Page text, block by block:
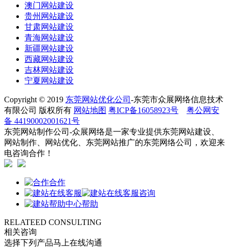
澳门网站建设
贵州网站建设
甘肃网站建设
青海网站建设
新疆网站建设
西藏网站建设
吉林网站建设
宁夏网站建设
Copyright © 2019 东莞网站优化公司 -东莞市众展网络信息技术
有限公司 版权所有 网站地图 粤ICP备16058923号
粤公网安
备 44190002001621号
东莞网站制作公司-众展网络是一家专业提供东莞网站建设、
网站制作、网站优化、东莞网站推广的东莞网络公司，欢迎来
电咨询合作！
合作
咨询
帮助
RELATEED CONSULTING
相关咨询
选择下列产品马上在线沟通